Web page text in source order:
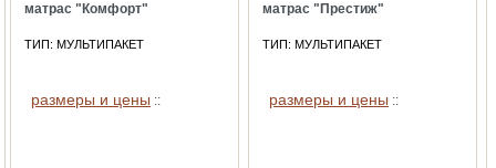
матрас "Комфорт"
ТИП: МУЛЬТИПАКЕТ
размеры и цены ::
матрас "Престиж"
ТИП: МУЛЬТИПАКЕТ
размеры и цены ::